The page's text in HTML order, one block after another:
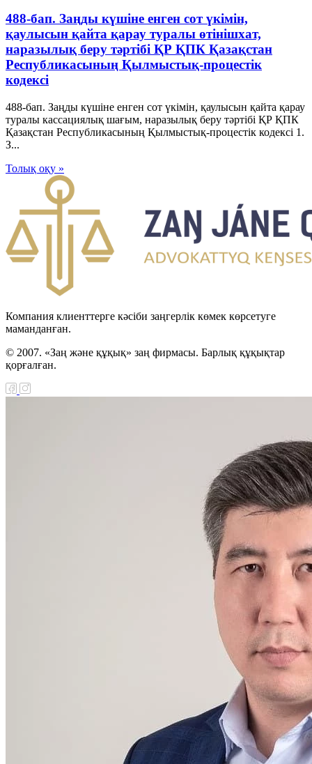
488-бап. Заңды күшіне енген сот үкімін,
қаулысын қайта қарау туралы өтінішхат,
наразылық беру тәртібі ҚР ҚПК Қазақстан
Республикасының Қылмыстық-процестік
кодексi
488-бап. Заңды күшіне енген сот үкімін, қаулысын қайта қарау
туралы кассациялық шағым, наразылық беру тәртібі ҚР ҚПК
Қазақстан Республикасының Қылмыстық-процестік кодексi 1.
З...
Толық оқу »
Компания клиенттерге кәсіби заңгерлік көмек көрсетуге
маманданған.
© 2007. «Заң және құқық» заң фирмасы. Барлық құқықтар
қорғалған.